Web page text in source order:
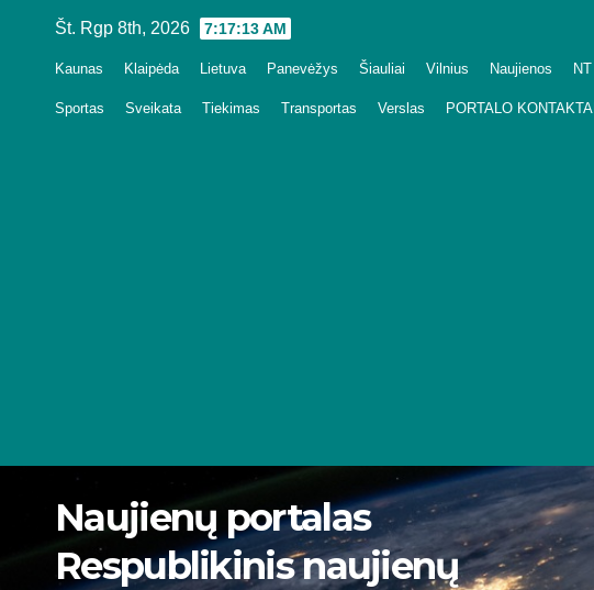
Št. Rgp 8th, 2026 7:17:15 AM
Kaunas Klaipėda Lietuva Panevėžys Šiauliai Vilnius Naujienos NT
Sportas Sveikata Tiekimas Transportas Verslas PORTALO KONTAKTAI
Naujienų portalas
Respublikinis naujienų